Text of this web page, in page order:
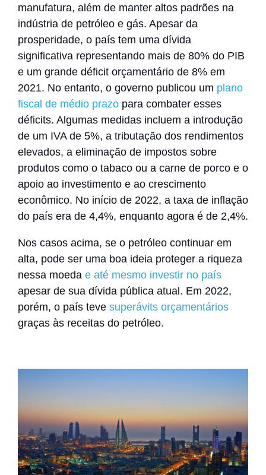
manufatura, além de manter altos padrões na
indústria de petróleo e gás. Apesar da
prosperidade, o país tem uma dívida
significativa representando mais de 80% do PIB
e um grande déficit orçamentário de 8% em
2021. No entanto, o governo publicou um plano
fiscal de médio prazo para combater esses
déficits. Algumas medidas incluem a introdução
de um IVA de 5%, a tributação dos rendimentos
elevados, a eliminação de impostos sobre
produtos como o tabaco ou a carne de porco e o
apoio ao investimento e ao crescimento
econômico. No início de 2022, a taxa de inflação
do país era de 4,4%, enquanto agora é de 2,4%.
Nos casos acima, se o petróleo continuar em
alta, pode ser uma boa ideia proteger a riqueza
nessa moeda e até mesmo investir no país
apesar de sua dívida pública atual. Em 2022,
porém, o país teve superávits orçamentários
graças às receitas do petróleo.